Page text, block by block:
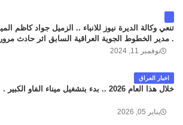
تنعي وكالة الديرة نيوز للانباء .. الزميل جواد كاظم
. مدير الخطوط الجوية العراقية السابق اثر حادث
داخل مطار البصرة الدولي اليوم الاثنين على الطريق
كان سبب الحادث يعود لتصادم عجلته مع عجلة نوع كيا
تابعة لشركة الهلال الماسكة لإعمار مطار البصرة
سائلين الله عز وجل ان يتغمد الفقيد بواسع رحمته ، و
نوفمبر 11, 2024
اخبار العراق
خلال هذا العام 2026 .. بدء بتشغيل ميناء الفاو الكبير .
يناير 05, 2026